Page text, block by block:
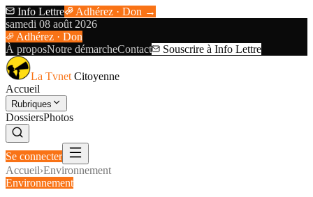
Info Lettre
Adhérez · Don →
samedi 08 août 2026
Adhérez · Don
À proposNotre démarcheContact Souscrire à Info Lettre
La Tvnet Citoyenne
Accueil
Rubriques
DossiersPhotos
Se connecter
Accueil›Environnement
Environnement